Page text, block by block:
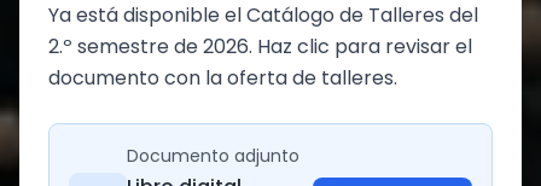
Ya está disponible el Catálogo de Talleres del
2.º semestre de 2026. Haz clic para revisar el
documento con la oferta de talleres.
Documento adjunto